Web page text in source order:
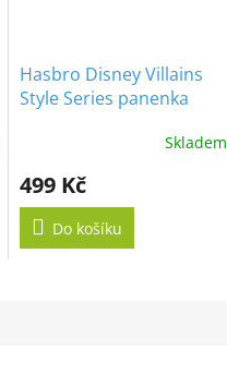
Hasbro Disney Villains
Style Series panenka
Skladem
499 Kč
Do košíku